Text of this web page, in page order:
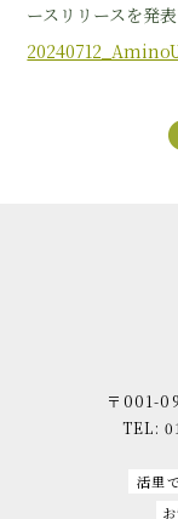
ースリリースを発
〒001-
TEL:
活里